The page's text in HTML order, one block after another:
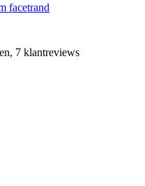
facetrand
7 klantreviews